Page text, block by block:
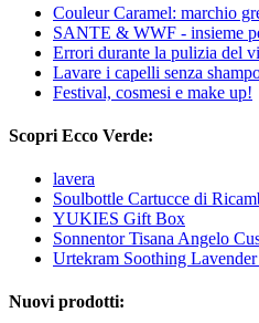
Couleur Caramel: marchio
SANTE & WWF - insieme
Errori durante la pulizia del
Lavare i capelli senza
Festival, cosmesi e make up!
Scopri Ecco Verde:
lavera
Soulbottle Cartucce di
YUKIES Gift Box
Sonnentor Tisana Angelo
Urtekram Soothing
Nuovi prodotti: